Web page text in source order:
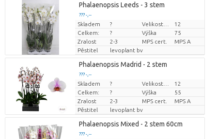
Phalaenopsis Leeds - 3 stem
??? -,--
Cena za kus
Skladem ?
12
Celkem:
? Výška
75
Zralost
2-3 MPS cert.
MPS A
Pěstitel
levoplant bv
Phalaenopsis Madrid - 2 stem
??? -,--
Cena za kus
Skladem ?
12
Celkem:
? Výška
55
Zralost
2-3 MPS cert.
MPS A
Pěstitel
levoplant bv
Phalaenopsis Mixed - 2 stem 60cm
??? -,--